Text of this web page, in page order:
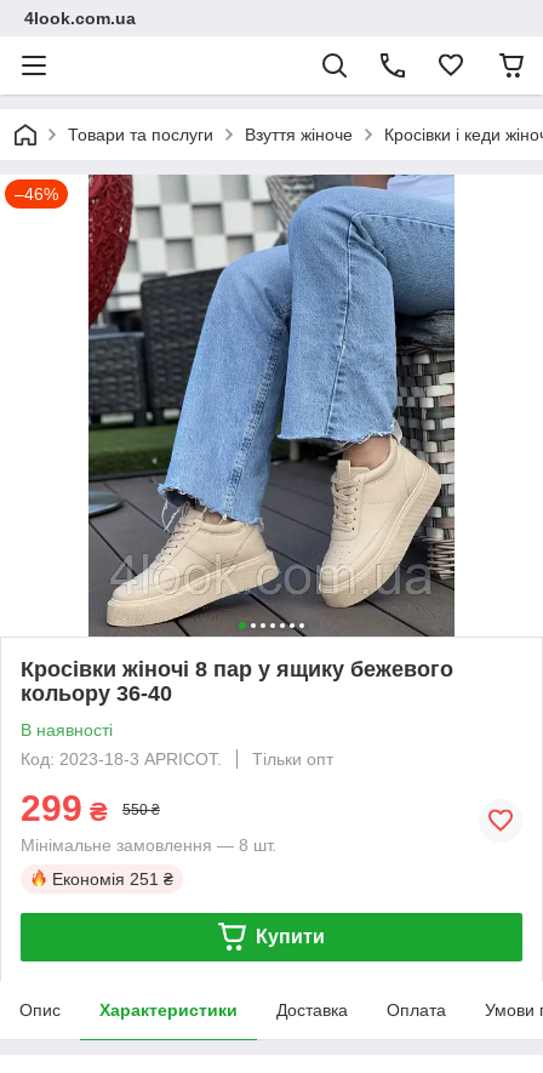
4look.com.ua
Товари та послуги Взуття жіноче Кросівки і кеди
–46%
Кросівки жіночі 8 пар у ящику бежевого
кольору 36-40
В наявності
Код: 2023-18-3 APRICOT.
Тільки опт
299 ₴ 550 ₴
Мінімальне замовлення — 8 шт.
Економія 251 ₴
Купити
Опис Характеристики Доставка Оплата Умови